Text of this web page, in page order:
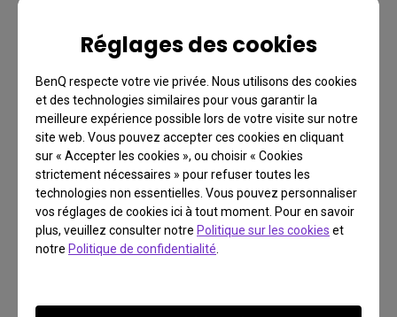
Réglages des cookies
BenQ respecte votre vie privée. Nous utilisons des cookies
et des technologies similaires pour vous garantir la
meilleure expérience possible lors de votre visite sur notre
site web. Vous pouvez accepter ces cookies en cliquant
sur « Accepter les cookies », ou choisir « Cookies
strictement nécessaires » pour refuser toutes les
technologies non essentielles. Vous pouvez personnaliser
vos réglages de cookies ici à tout moment. Pour en savoir
plus, veuillez consulter notre Politique sur les cookies et
notre Politique de confidentialité
FAQ